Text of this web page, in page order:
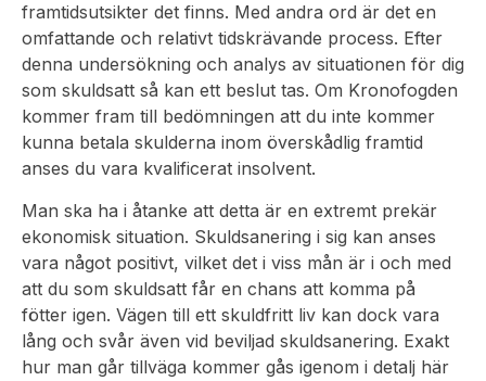
framtidsutsikter det finns. Med andra ord är det en
omfattande och relativt tidskrävande process. Efter
denna undersökning och analys av situationen för dig
som skuldsatt så kan ett beslut tas. Om Kronofogden
kommer fram till bedömningen att du inte kommer
kunna betala skulderna inom överskådlig framtid
anses du vara kvalificerat insolvent.
Man ska ha i åtanke att detta är en extremt prekär
ekonomisk situation. Skuldsanering i sig kan anses
vara något positivt, vilket det i viss mån är i och med
att du som skuldsatt får en chans att komma på
fötter igen. Vägen till ett skuldfritt liv kan dock vara
lång och svår även vid beviljad skuldsanering. Exakt
hur man går tillväga kommer gås igenom i detalj här